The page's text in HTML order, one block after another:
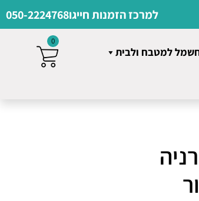
למרכז הזמנות חייגו050-2224768
למטבח ולבית
0